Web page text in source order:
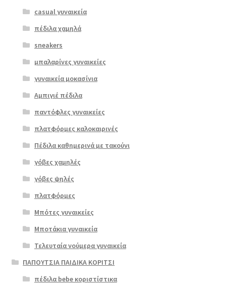
Διαβά
στε
περισ
α
casual γυναικεία
πέδιλα χαμηλά
sneakers
μπαλαρίνες γυναικείες
γυναικεία μοκασίνια
Αμπιγιέ πέδιλα
παντόφλες γυναικείες
πλατφόρμες καλοκαιρινές
Πέδιλα καθημερινά με τακούνι
γόβες χαμηλές
γόβες ψηλές
πλατφόρμες
Μπότες γυναικείες
Μποτάκια γυναικεία
Τελευταία νούμερα γυναικεία
ΠΑΠΟΥΤΣΙΑ ΠΑΙΔΙΚΑ ΚΟΡΙΤΣΙ
πέδιλα bebe κοριστίστικα